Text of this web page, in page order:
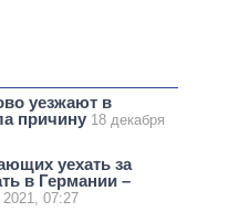
уезжают в
причину 18 декабря
уехать за
в Германии –
2021, 07:27